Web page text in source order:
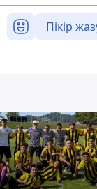
Пікір